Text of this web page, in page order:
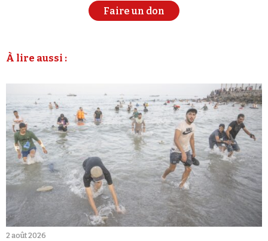
Faire un don
À lire aussi :
2 août 2026